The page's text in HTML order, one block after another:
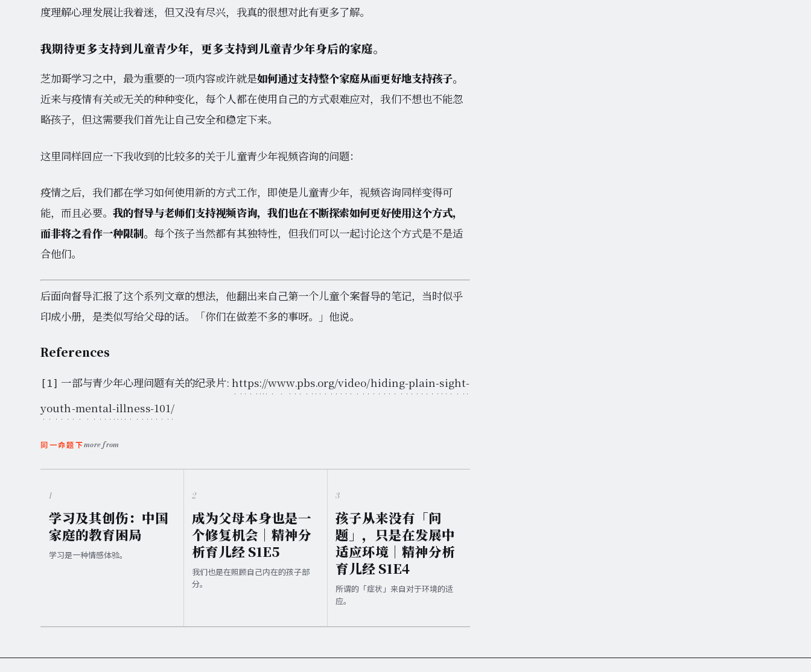
度理解心理发展让我着迷，但又没有尽兴，我真的很想对此有更多了解。
我期待更多支持到儿童青少年，更多支持到儿童青少年身后的家庭。
芝加哥学习之中，最为重要的一项内容或许就是如何通过支持整个家庭从而更好地支持孩子。
近来与疫情有关或无关的种种变化，每个人都在使用自己的方式艰难应对，我们不想也不能忽
略孩子，但这需要我们首先让自己安全和稳定下来。
这里同样回应一下我收到的比较多的关于儿童青少年视频咨询的问题：
疫情之后，我们都在学习如何使用新的方式工作，即使是儿童青少年，视频咨询同样变得可
能，而且必要。 我的督导与老师们支持视频咨询，我们也在不断探索如何更好使用这个方式，
而非将之看作一种限制。 每个孩子当然都有其独特性，但我们可以一起讨论这个方式是不是适
合他们。
后面向督导汇报了这个系列文章的想法，他翻出来自己第一个儿童个案督导的笔记，当时似乎
印成小册，是类似写给父母的话。「你们在做差不多的事呀。」他说。
References
[1] 一部与青少年心理问题有关的纪录片: https://www.pbs.org/video/hiding-plain-sight-
youth-mental-illness-101/
同一命题下more from
1
学习及其创伤：中国
家庭的教育困局
学习是一种情感体验。
2
成为父母本身也是一
个修复机会｜精神分
析育儿经 S1E5
我们也是在照顾自己内在的孩子部
分。
3
孩子从来没有「问
题」，只是在发展中
适应环境｜精神分析
育儿经 S1E4
所谓的「症状」来自对于环境的适
应。